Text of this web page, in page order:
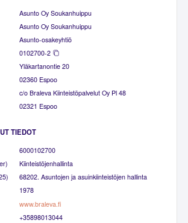
Asunto Oy Soukanhuippu
Asunto Oy Soukanhuippu
Asunto-osakeyhtiö
0102700-2
Yläkartanontie 20
02360 Espoo
c/o Braleva Kiinteistöpalvelut Oy Pl 48
02321 Espoo
TIEDOT
6000102700
Kiinteistöjenhallinta
68202. Asuntojen ja asuinkiinteistöjen hallinta
1978
www.braleva.fi
+35898013044